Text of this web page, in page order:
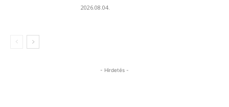
2026.08.04.
- Hirdetés -